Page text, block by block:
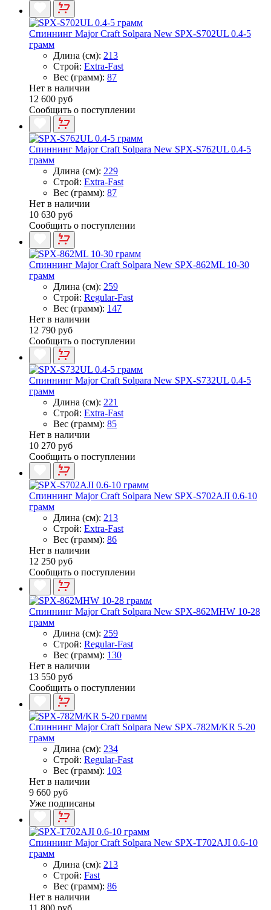
Спиннинг Major Craft Solpara New SPX-S702UL 0.4-5
грамм
Длина (см): 213
Строй: Extra-Fast
Вес (грамм): 87
Нет в наличии
12 600 руб
Сообщить о поступлении
Спиннинг Major Craft Solpara New SPX-S762UL 0.4-5
грамм
Длина (см): 229
Строй: Extra-Fast
Вес (грамм): 87
Нет в наличии
10 630 руб
Сообщить о поступлении
Спиннинг Major Craft Solpara New SPX-862ML 10-30
грамм
Длина (см): 259
Строй: Regular-Fast
Вес (грамм): 147
Нет в наличии
12 790 руб
Сообщить о поступлении
Спиннинг Major Craft Solpara New SPX-S732UL 0.4-5
грамм
Длина (см): 221
Строй: Extra-Fast
Вес (грамм): 85
Нет в наличии
10 270 руб
Сообщить о поступлении
Спиннинг Major Craft Solpara New SPX-S702AJI 0.6-10
грамм
Длина (см): 213
Строй: Extra-Fast
Вес (грамм): 86
Нет в наличии
12 250 руб
Сообщить о поступлении
Спиннинг Major Craft Solpara New SPX-862MHW 10-28
грамм
Длина (см): 259
Строй: Regular-Fast
Вес (грамм): 130
Нет в наличии
13 550 руб
Сообщить о поступлении
Спиннинг Major Craft Solpara New SPX-782M/KR 5-20
грамм
Длина (см): 234
Строй: Regular-Fast
Вес (грамм): 103
Нет в наличии
9 660 руб
Уже подписаны
Спиннинг Major Craft Solpara New SPX-T702AJI 0.6-10
грамм
Длина (см): 213
Строй: Fast
Вес (грамм): 86
Нет в наличии
11 800 руб